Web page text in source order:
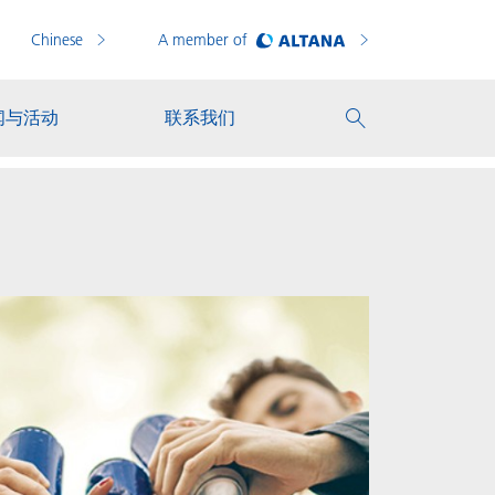
Chinese A member of
与活动 联系我们